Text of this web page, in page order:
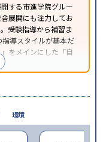
する市進学院グルー
展開にも注力してお
受験指導から補習ま
導スタイルが基本だ
をメインにした「自
環境